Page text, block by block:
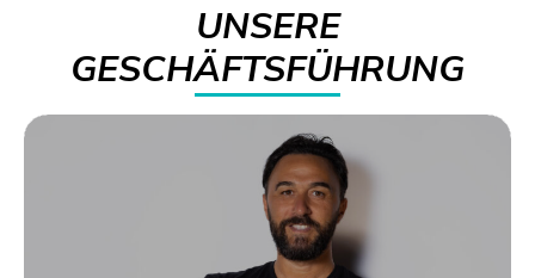
UNSERE
GESCHÄFTSFÜHRUNG